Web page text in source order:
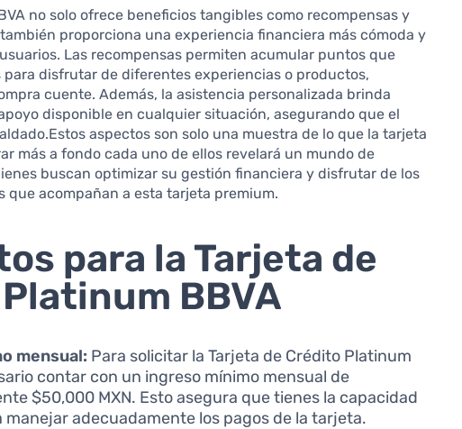
no solo ofrece beneficios tangibles como recompensas y
proporciona una experiencia financiera más cómoda y
Las recompensas permiten acumular puntos que
disfrutar de diferentes experiencias o productos,
cuente. Además, la asistencia personalizada brinda
disponible en cualquier situación, asegurando que el
aspectos son solo una muestra de lo que la tarjeta
más a fondo cada uno de ellos revelará un mundo de
buscan optimizar su gestión financiera y disfrutar de los
que acompañan a esta tarjeta premium.
para la Tarjeta de
BBVA
mensual: Para solicitar la Tarjeta de Crédito Platinum
contar con un ingreso mínimo mensual de
$50,000 MXN. Esto asegura que tienes la capacidad
manejar adecuadamente los pagos de la tarjeta.